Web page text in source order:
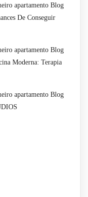
apartamento Blog
De Conseguir
apartamento Blog
Moderna: Terapia
apartamento Blog